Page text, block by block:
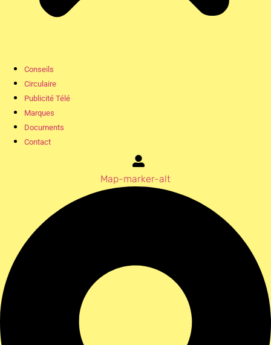
Conseils
Circulaire
Publicité Télé
Marques
Documents
Contact
Map-marker-alt